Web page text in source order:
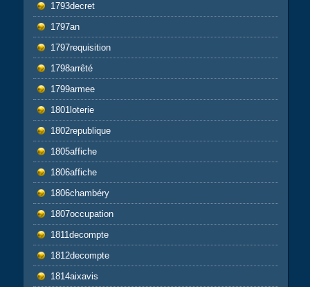
1793decret
1797an
1797requisition
1798arrêté
1799armee
1801loterie
1802republique
1805affiche
1806affiche
1806chambéry
1807occupation
1811decompte
1812decompte
1814aixavis